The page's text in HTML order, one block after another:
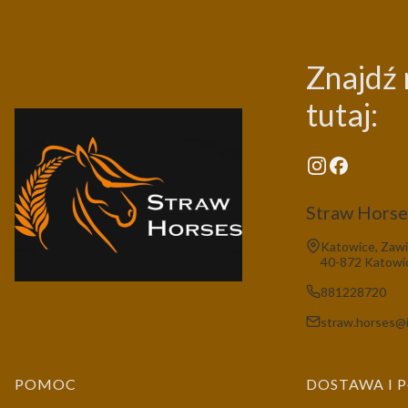
Znajdź
tutaj:
Straw
Adres:
Katowice,
40-872
881228720
Linki w stopce
POMOC DOSTAWA I